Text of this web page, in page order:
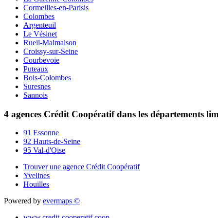
Cormeilles-en-Parisis
Colombes
Argenteuil
Le Vésinet
Rueil-Malmaison
Croissy-sur-Seine
Courbevoie
Puteaux
Bois-Colombes
Suresnes
Sannois
4 agences Crédit Coopératif dans les départements
91 Essonne
92 Hauts-de-Seine
95 Val-d'Oise
Trouver une agence Crédit Coopératif
Yvelines
Houilles
Powered by evermaps ©